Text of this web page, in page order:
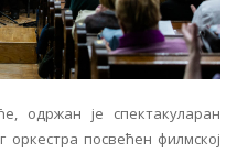
одржан је спектакуларан
оркестра посвећен филмској